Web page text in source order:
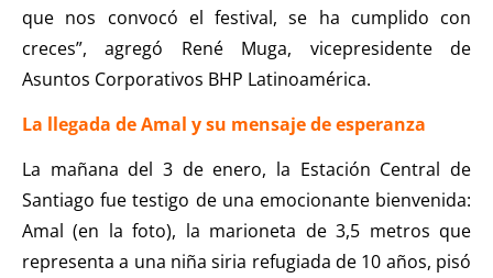
que nos convocó el festival, se ha cumplido con
creces”, agregó René Muga, vicepresidente de
Asuntos Corporativos BHP Latinoamérica.
La llegada de Amal y su mensaje de esperanza
La mañana del 3 de enero, la Estación Central de
Santiago fue testigo de una emocionante bienvenida:
Amal (en la foto), la marioneta de 3,5 metros que
representa a una niña siria refugiada de 10 años, pisó